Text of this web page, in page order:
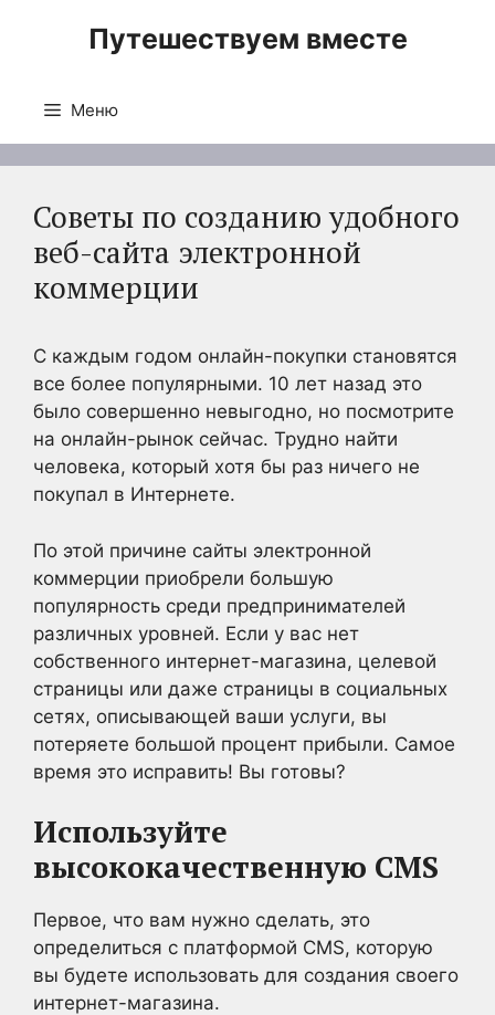
Путешествуем вместе
Меню
Советы по созданию удобного
веб-сайта электронной
коммерции
С каждым годом онлайн-покупки становятся
все более популярными. 10 лет назад это
было совершенно невыгодно, но посмотрите
на онлайн-рынок сейчас. Трудно найти
человека, который хотя бы раз ничего не
покупал в Интернете.
По этой причине сайты электронной
коммерции приобрели большую
популярность среди предпринимателей
различных уровней. Если у вас нет
собственного интернет-магазина, целевой
страницы или даже страницы в социальных
сетях, описывающей ваши услуги, вы
потеряете большой процент прибыли. Самое
время это исправить! Вы готовы?
Используйте
высококачественную CMS
Первое, что вам нужно сделать, это
определиться с платформой CMS, которую
вы будете использовать для создания своего
интернет-магазина.